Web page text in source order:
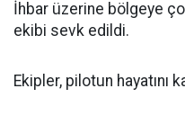
İhbar üzerine bölgeye
ekibi sevk edildi.
Ekipler, pilotun hayatını